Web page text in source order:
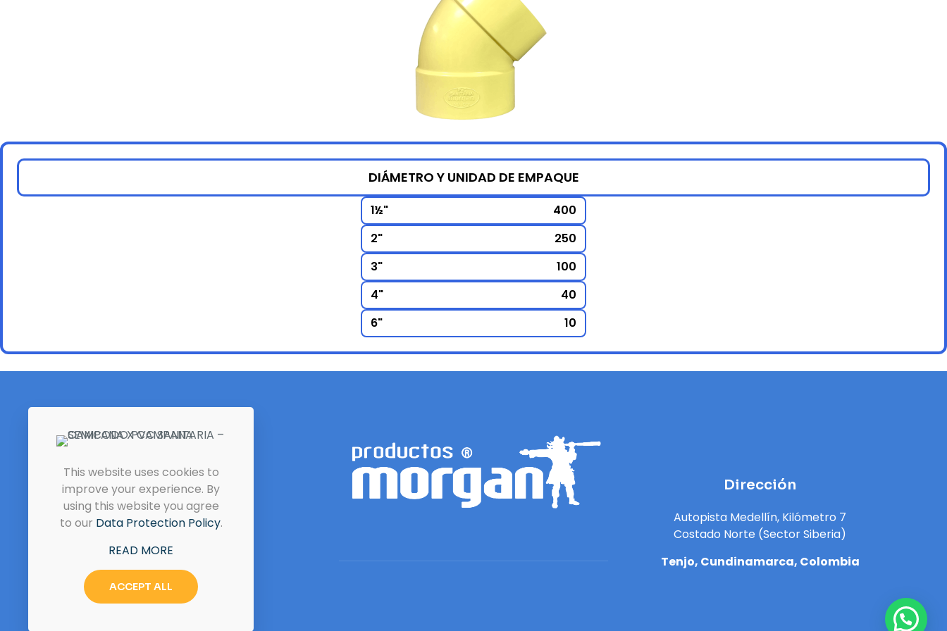
DIÁMETRO Y UNIDAD DE EMPAQUE
1½"
400
2"
250
3"
100
4"
40
6"
10
morgan@productosmorgan.com.co
ventas@productosmorgan.com.co
PBX (57) (601) 898 5010
(57) 314 413 6780
Dirección
Autopista Medellín, Kilómetro 7
Costado Norte (Sector Siberia)
Tenjo, Cundinamarca, Colombia
This website uses cookies to
improve your experience. By
using this website you agree
to our Data Protection Policy.
READ MORE
ACCEPT ALL